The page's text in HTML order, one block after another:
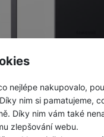
nejlépe nakupovalo,
nim si pamatujeme,
Díky nim vám také
zlepšování webu.
hliníku Enhanced
výbava